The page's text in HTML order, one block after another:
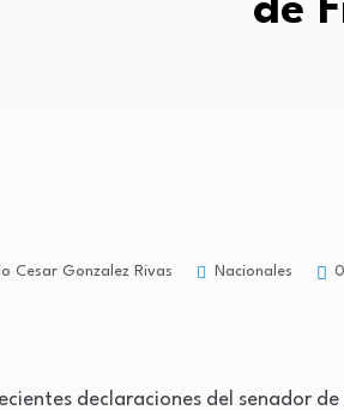
de
Cesar Gonzalez Rivas Nacionales 0
declaraciones del senador